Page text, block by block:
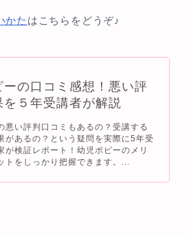
かた はこちらをどうぞ♪
ーの口コミ感想！悪い評
を５年受講者が解説
悪い評判口コミもあるの？受講する
があるの？という疑問を実際に5年受
が検証レポート！幼児ポピーのメリ
トをしっかり把握できます。...